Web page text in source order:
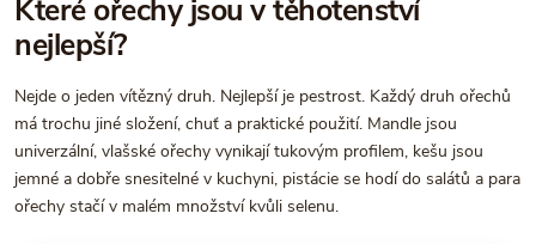
Které ořechy jsou v těhotenství
nejlepší?
Nejde o jeden vítězný druh. Nejlepší je pestrost. Každý druh ořechů
má trochu jiné složení, chuť a praktické použití. Mandle jsou
univerzální, vlašské ořechy vynikají tukovým profilem, kešu jsou
jemné a dobře snesitelné v kuchyni, pistácie se hodí do salátů a para
ořechy stačí v malém množství kvůli selenu.